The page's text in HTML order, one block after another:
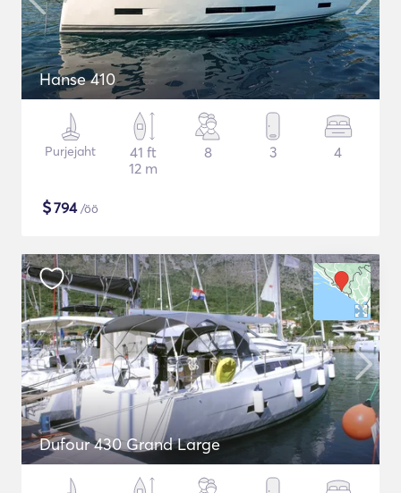
Hanse 410
Purjejaht
41 ft
12 m
8 3 4
$794/öö
Dufour 430 Grand Large